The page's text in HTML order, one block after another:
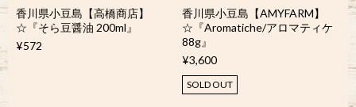
香川県小豆島【高橋商店】
☆『そら豆醤油 200ml』
¥572
香川県小豆島【AMYFARM】
☆『Aromatiche/アロマティケ
88g』
¥3,600
SOLD OUT